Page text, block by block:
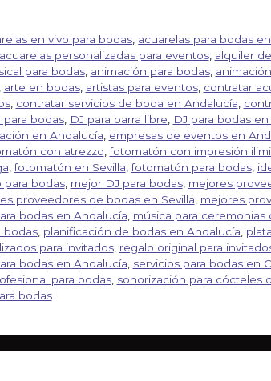
en vivo para bodas acuarelas para bodas
acuarelas personalizadas para eventos, alquiler
para bodas, animación para bodas,
arte en bodas, artistas para eventos, contratar
, contratar servicios de boda en Andalucía
para bodas, DJ para barra libre DJ para bodas en
en Andalucía empresas de eventos en
con atrezzo ,fotomatón con impresión
,fotomatón en Sevilla ,fotomatón para bodas,
para bodas, mejor DJ para bodas, mejores
proveedores de bodas en Sevilla mejores
bodas en Andalucía música para ceremonias
bodas, planificación de bodas en Andalucía
para invitados, regalo original para
bodas en Andalucía servicios para bodas en
para bodas, sonorización para cócteles
bodas